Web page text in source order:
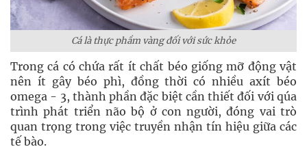
Cá là thực phầm vàng đối với sức khỏe
Trong cá có chứa rất ít chất béo giống mỡ động vật
nên ít gây béo phì, đồng thời có nhiều axít béo
omega - 3, thành phần đặc biệt cần thiết đối với qúa
trình phát triển não bộ ở con người, đóng vai trò
quan trọng trong việc truyền nhận tín hiệu giữa các
tế bào.